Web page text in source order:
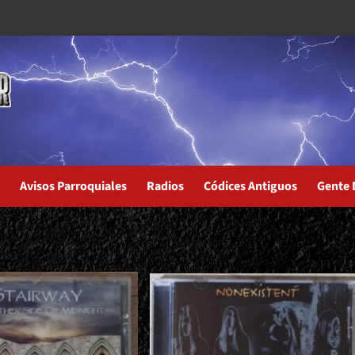
Avisos Parroquiales Radios Códices Antiguos Gente